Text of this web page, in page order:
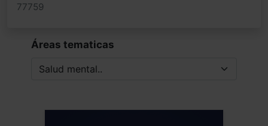
77759
Áreas tematicas